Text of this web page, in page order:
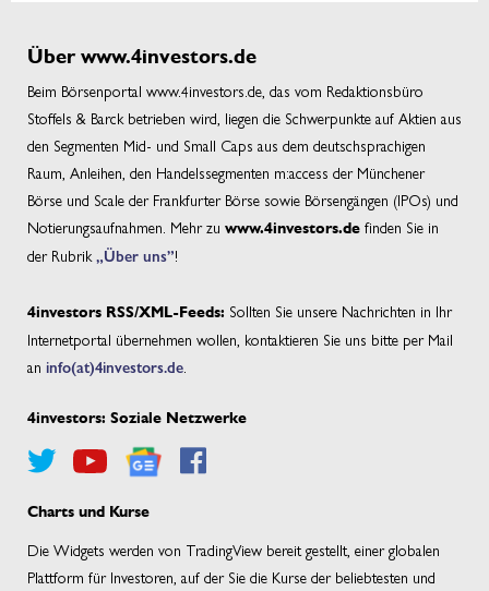
Über www.4investors.de
Beim Börsenportal www.4investors.de, das vom Redaktionsbüro
Stoffels & Barck betrieben wird, liegen die Schwerpunkte auf Aktien aus
den Segmenten Mid- und Small Caps aus dem deutschsprachigen
Raum, Anleihen, den Handelssegmenten m:access der Münchener
Börse und Scale der Frankfurter Börse sowie Börsengängen (IPOs) und
Notierungsaufnahmen. Mehr zu www.4investors.de finden Sie in
der Rubrik „Über uns”!
4investors RSS/XML-Feeds: Sollten Sie unsere Nachrichten in Ihr
Internetportal übernehmen wollen, kontaktieren Sie uns bitte per Mail
an info(at)4investors.de
4investors: Soziale Netzwerke
Charts und Kurse
Die Widgets werden von TradingView bereit gestellt, einer globalen
Plattform für Investoren, auf der Sie die Kurse der beliebtesten und